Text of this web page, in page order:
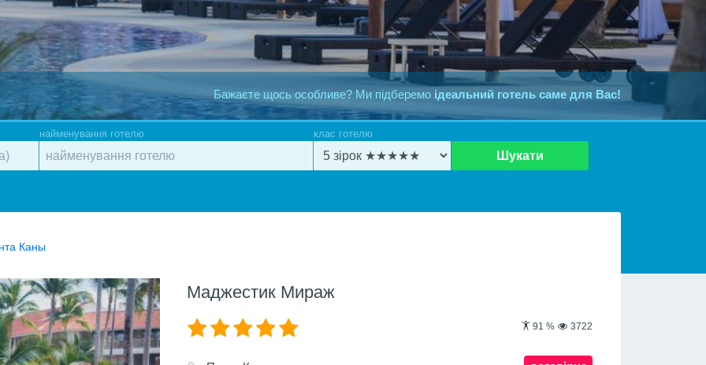
Бажаєте щось особливе? Ми підберемо ідеальний готель саме для Вас!
найменування готелю клас готелю
Шукати
Каны
Маджестик Мираж
91 % 3722